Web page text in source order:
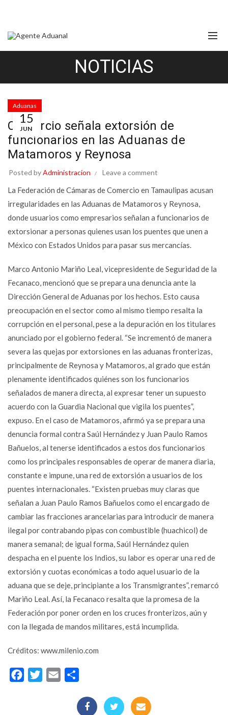
NOTICIAS
15
JUN
Aduanas
Comercio señala extorsión de
funcionarios en las Aduanas de
Matamoros y Reynosa
Posted byAdministracion Leave a comment
La Federación de Cámaras de Comercio en Tamaulipas acusan
irregularidades en las Aduanas de Matamoros y Reynosa,
donde usuarios como empresarios señalan a funcionarios de
extorsionar a personas quienes usan los puentes que unen a
México con Estados Unidos para pasar sus mercancías.
Marco Antonio Mariño Leal, vicepresidente de Seguridad de la
Fecanaco, mencionó que se prepara una denuncia ante la
Dirección General de Aduanas por los hechos. Esto causa
preocupación en el sector como al mismo tiempo resalta la
corrupción en el personal, pese a la depuración en los titulares
anunciado por el gobierno federal. “Se incrementó de manera
severa las quejas por extorsiones en las aduanas fronterizas,
principalmente de Reynosa y Matamoros, al grado que están
plenamente identificados quiénes son los funcionarios
señalados de manera directa, al expresar tener un supuesto
acuerdo con la Guardia Nacional que vigila los puentes”,
expuso. En el caso de Matamoros, afirmó ya se prepara una
denuncia formal contra Saúl Hernández y Juan Paulo Ramos
Bañuelos, al tenerse identificados a estos dos funcionarios
como los principales responsables de operar de manera diaria,
constante e impune, una red de extorsión a usuarios de los
puentes internacionales. “Existen pruebas muy claras que
señalan a Juan Paulo Ramos Bañuelos como el encargado de
cambiar las fracciones arancelarias para introducir de manera
ilegal por contrabando pipas con combustible (huachicol) de
manera semanal; de igual forma, Saúl Hernández quien
despacha en el puente los Indios, su labor es operar una red de
extorsión y cuotas económicas a todo aquel usuario de la
aduana que se deje, principiante a los Transmigrantes”, remarcó
Mariño Leal. Así, la Fecanaco resalta que la promesa de la
Federación por poner orden en los cruces fronterizos, aún y
con la llegada de mandos militares, está incumplida.
Créditos: www.milenio.com
FacebookTwitterEmail